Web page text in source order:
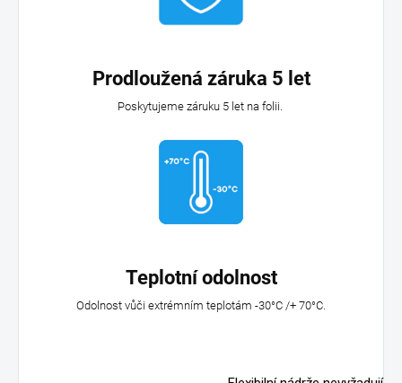
Prodloužená záruka 5 let
Poskytujeme záruku 5 let na folii.
Teplotní odolnost
Odolnost vůči extrémním teplotám -30°C /+ 70°C.